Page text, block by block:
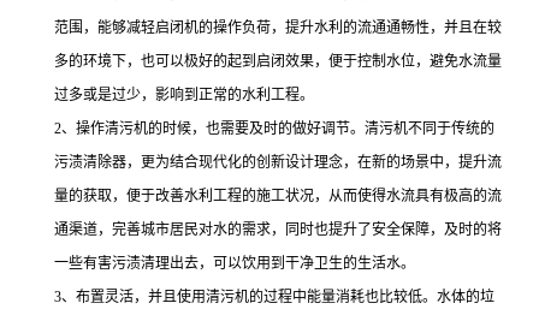
范围，能够减轻启闭机的操作负荷，提升水利的流通通畅性，并且在较
多的环境下，也可以极好的起到启闭效果，便于控制水位，避免水流量
过多或是过少，影响到正常的水利工程。
2、操作清污机的时候，也需要及时的做好调节。清污机不同于传统的
污渍清除器，更为结合现代化的创新设计理念，在新的场景中，提升流
量的获取，便于改善水利工程的施工状况，从而使得水流具有极高的流
通渠道，完善城市居民对水的需求，同时也提升了安全保障，及时的将
一些有害污渍清理出去，可以饮用到干净卫生的生活水。
3、布置灵活，并且使用清污机的过程中能量消耗也比较低。水体的垃